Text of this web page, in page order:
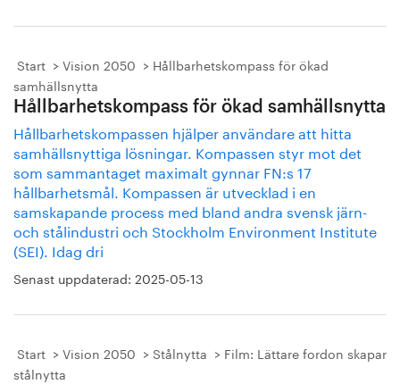
Start Vision 2050
Hållbarhetskompass för ökad
samhällsnytta
Hållbarhetskompass för ökad samhällsnytta
Hållbarhetskompassen hjälper användare att hitta
samhällsnyttiga lösningar. Kompassen styr mot det
som sammantaget maximalt gynnar FN:s 17
hållbarhetsmål. Kompassen är utvecklad i en
samskapande process med bland andra svensk järn-
och stålindustri och Stockholm Environment Institute
(SEI). Idag dri
Senast uppdaterad: 2025-05-13
Start Vision 2050 Stålnytta
Film: Lättare fordon skapar
stålnytta